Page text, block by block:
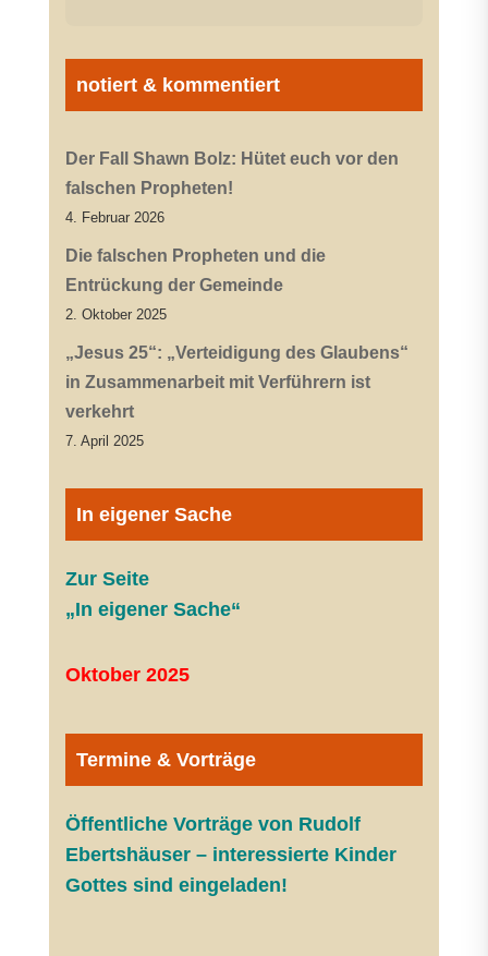
notiert & kommentiert
Der Fall Shawn Bolz: Hütet euch vor den
falschen Propheten!
4. Februar 2026
Die falschen Propheten und die
Entrückung der Gemeinde
2. Oktober 2025
„Jesus 25“: „Verteidigung des Glaubens“
in Zusammenarbeit mit Verführern ist
verkehrt
7. April 2025
In eigener Sache
Zur Seite
„In eigener Sache“
Oktober 2025
Termine & Vorträge
Öffentliche Vorträge von Rudolf
Ebertshäuser – interessierte Kinder
Gottes sind eingeladen!